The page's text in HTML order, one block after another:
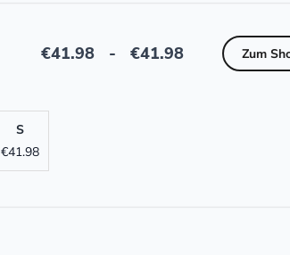
€41.98 - €41.98 Zum
S
€41.98